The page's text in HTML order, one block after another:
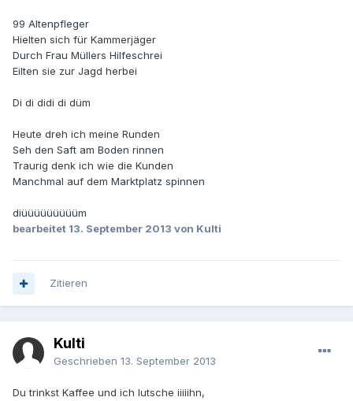
99 Altenpfleger
Hielten sich für Kammerjäger
Durch Frau Müllers Hilfeschrei
Eilten sie zur Jagd herbei
Di di didi di düm
Heute dreh ich meine Runden
Seh den Saft am Boden rinnen
Traurig denk ich wie die Kunden
Manchmal auf dem Marktplatz spinnen
diüüüüüüüüüm
bearbeitet 13. September 2013 von Kulti
Zitieren
Kulti
Geschrieben 13. September 2013
Du trinkst Kaffee und ich lutsche iiiiihn,